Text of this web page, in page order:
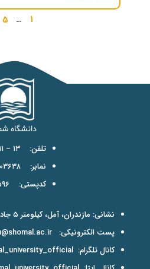
1
…
5
تلفن: ۱۳ – ۰۱۱۴۴۲۰۳۷۱۱
نمابر: ۰۱۱۴۴۲۰۳۶۳۸
کدپستی: ۴۶۱۶۱۸۴۵۹۶
نشانی: مازندران، آمل، کیلومتر ۵ جاده هراز، دو راهی امامزاده عبدالله
پست الکترونیکی:
کانال تلگرام: